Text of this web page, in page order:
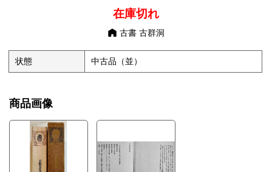
在庫切れ
古書 古群洞
状態 中古品（並）
商品画像